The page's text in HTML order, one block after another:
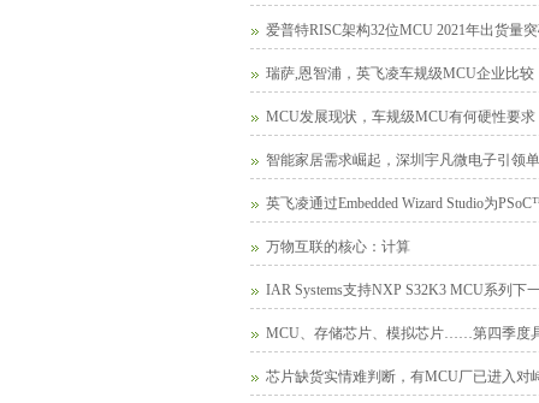
爱普特RISC架构32位MCU 2021年出货量
瑞萨,恩智浦，英飞凌车规级MCU企业比较
MCU发展现状，车规级MCU有何硬性要求
智能家居需求崛起，深圳宇凡微电子引领
英飞凌通过Embedded Wizard Studio为
万物互联的核心：计算
IAR Systems支持NXP S32K3 MCU系列下
MCU、存储芯片、模拟芯片……第四季度
芯片缺货实情难判断，有MCU厂已进入对